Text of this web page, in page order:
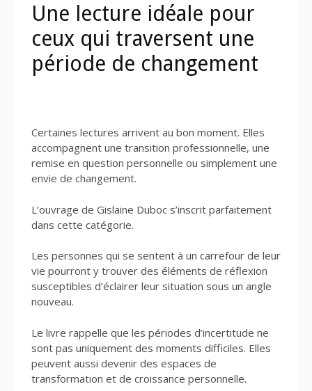
Une lecture idéale pour
ceux qui traversent une
période de changement
Certaines lectures arrivent au bon moment. Elles
accompagnent une transition professionnelle, une
remise en question personnelle ou simplement une
envie de changement.
L’ouvrage de Gislaine Duboc s’inscrit parfaitement
dans cette catégorie.
Les personnes qui se sentent à un carrefour de leur
vie pourront y trouver des éléments de réflexion
susceptibles d’éclairer leur situation sous un angle
nouveau.
Le livre rappelle que les périodes d’incertitude ne
sont pas uniquement des moments difficiles. Elles
peuvent aussi devenir des espaces de
transformation et de croissance personnelle.